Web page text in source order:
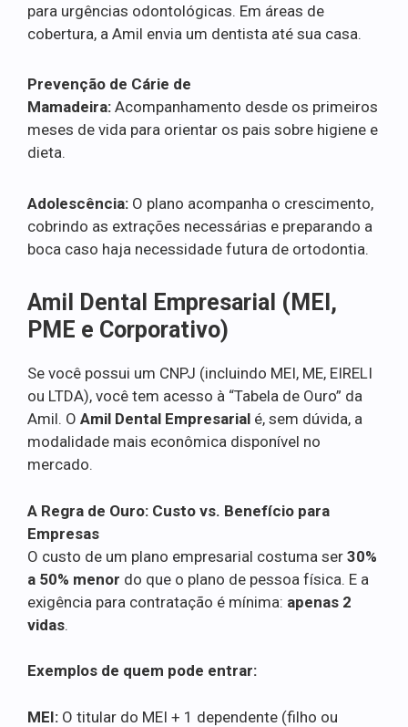
para urgências odontológicas. Em áreas de
cobertura, a Amil envia um dentista até sua casa.
Prevenção de Cárie de
Mamadeira: Acompanhamento desde os primeiros
meses de vida para orientar os pais sobre higiene e
dieta.
Adolescência: O plano acompanha o crescimento,
cobrindo as extrações necessárias e preparando a
boca caso haja necessidade futura de ortodontia.
Amil Dental Empresarial (MEI,
PME e Corporativo)
Se você possui um CNPJ (incluindo MEI, ME, EIRELI
ou LTDA), você tem acesso à “Tabela de Ouro” da
Amil. O Amil Dental Empresarial é, sem dúvida, a
modalidade mais econômica disponível no
mercado.
A Regra de Ouro: Custo vs. Benefício para
Empresas
O custo de um plano empresarial costuma ser 30%
a 50% menor do que o plano de pessoa física. E a
exigência para contratação é mínima: apenas 2
vidas.
Exemplos de quem pode entrar:
MEI: O titular do MEI + 1 dependente (filho ou